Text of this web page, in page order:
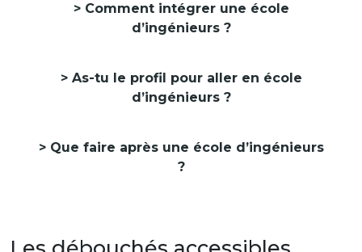
Comment intégrer une école
d’ingénieurs ?
As-tu le profil pour aller en école
d’ingénieurs ?
Que faire après une école d’ingénieurs
?